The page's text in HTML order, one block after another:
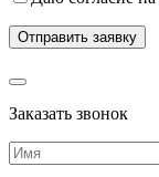
Заказать звонок